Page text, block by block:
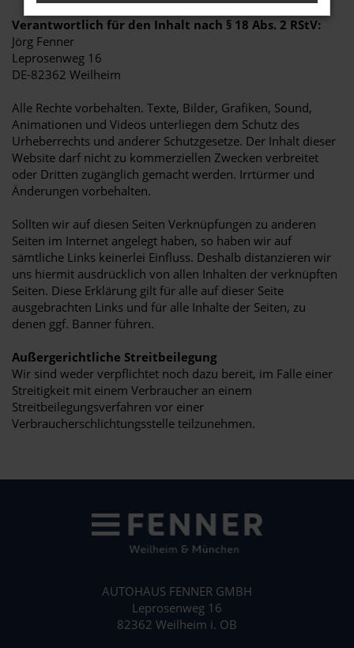
Verantwortlich für den Inhalt nach § 18 Abs. 2 RStV:
Jörg Fenner
Leprosenweg 16
DE-82362 Weilheim
Alle Rechte vorbehalten. Texte, Bilder, Grafiken, Sound,
Animationen und Videos unterliegen dem Schutz des
Urheberrechts und anderer Schutzgesetze. Der Inhalt dieser
Website darf nicht zu kommerziellen Zwecken verbreitet
oder Dritten zugänglich gemacht werden. Irrtürmer und
Änderungen vorbehalten.
Sollten wir auf diesen Seiten Verknüpfungen zu anderen
Seiten im Internet angelegt haben, so haben wir auf
sämtliche Links keinerlei Einfluss. Deshalb distanzieren wir
uns hiermit ausdrücklich von allen Inhalten der verknüpften
Seiten. Diese Erklärung gilt für alle auf dieser Seite
ausgebrachten Links und für alle Inhalte der Seiten, zu
denen ggf. Banner führen.
Außergerichtliche Streitbeilegung
Wir sind weder verpflichtet noch dazu bereit, im Falle einer
Streitigkeit mit einem Verbraucher an einem
Streitbeilegungsverfahren vor einer
Verbraucherschlichtungsstelle teilzunehmen.
AUTOHAUS FENNER GMBH
Leprosenweg 16
82362 Weilheim i. OB